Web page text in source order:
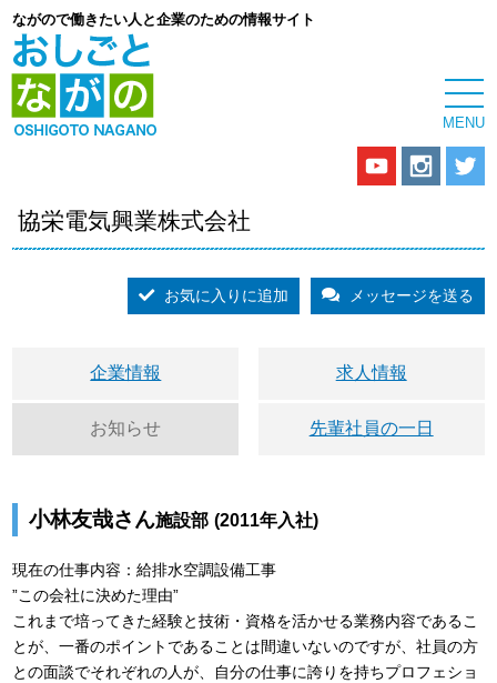
ながので働きたい人と企業のための情報サイト
協栄電気興業株式会社
お気に入りに追加 メッセージを送る
企業情報 求人情報
お知らせ 先輩社員の一日
小林友哉さん施設部 (2011年入社)
現在の仕事内容：給排水空調設備工事
”この会社に決めた理由”
これまで培ってきた経験と技術・資格を活かせる業務内容であるこ
とが、一番のポイントであることは間違いないのですが、社員の方
との面談でそれぞれの人が、自分の仕事に誇りを持ちプロフェショ